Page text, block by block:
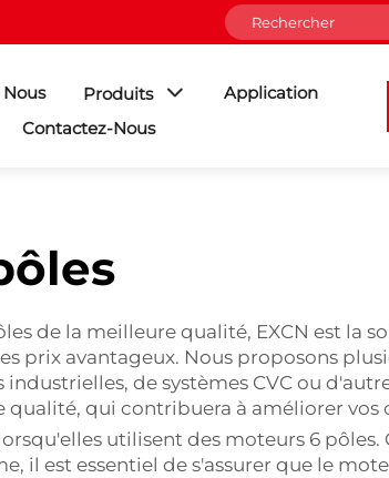
Produits
Application
Contactez-Nous
de la meilleure qualité, EXCN est la
prix avantageux. Nous proposons
de systèmes CVC ou
qui contribuera à améliorer vos
utilisent des moteurs 6 pôles.
il est essentiel de s'assurer que le